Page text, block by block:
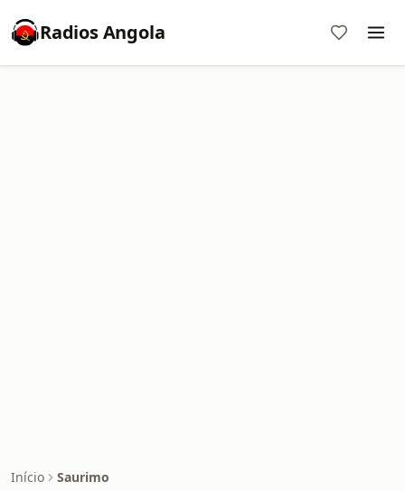
Radios Angola
Início Saurimo